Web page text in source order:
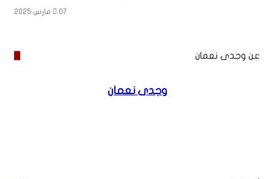
07 مارس 2025
عن وجدى نعمان
وجدى نعمان